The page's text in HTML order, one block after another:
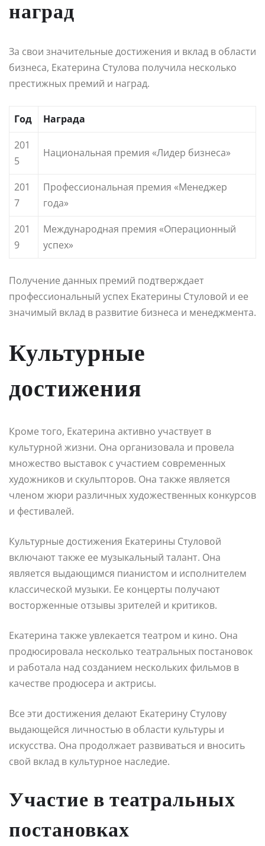
наград
За свои значительные достижения и вклад в области
бизнеса, Екатерина Стулова получила несколько
престижных премий и наград.
Год
Награда
201
5
Национальная премия «Лидер бизнеса»
201
7
Профессиональная премия «Менеджер
года»
201
9
Международная премия «Операционный
успех»
Получение данных премий подтверждает
профессиональный успех Екатерины Стуловой и ее
значимый вклад в развитие бизнеса и менеджмента.
Культурные
достижения
Кроме того, Екатерина активно участвует в
культурной жизни. Она организовала и провела
множество выставок с участием современных
художников и скульпторов. Она также является
членом жюри различных художественных конкурсов
и фестивалей.
Культурные достижения Екатерины Стуловой
включают также ее музыкальный талант. Она
является выдающимся пианистом и исполнителем
классической музыки. Ее концерты получают
восторженные отзывы зрителей и критиков.
Екатерина также увлекается театром и кино. Она
продюсировала несколько театральных постановок
и работала над созданием нескольких фильмов в
качестве продюсера и актрисы.
Все эти достижения делают Екатерину Стулову
выдающейся личностью в области культуры и
искусства. Она продолжает развиваться и вносить
свой вклад в культурное наследие.
Участие в театральных
постановках